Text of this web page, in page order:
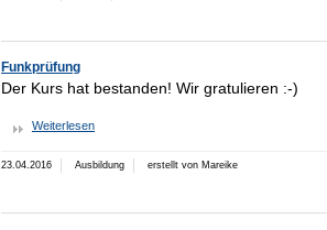
Funkprüfung
Der Kurs hat bestanden! Wir gratulieren :-)
Weiterlesen
23.04.2016 Ausbildung erstellt von Mareike